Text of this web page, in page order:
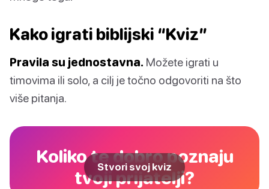
Kako igrati biblijski “Kviz”
Pravila su jednostavna. Možete igrati u
timovima ili solo, a cilj je točno odgovoriti na što
više pitanja.
Koliko te dobro poznaju
tvoji prijatelji?
Stvori svoj kviz